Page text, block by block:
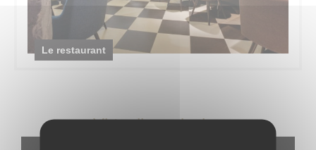
Le restaurant
Virtuell omvisning